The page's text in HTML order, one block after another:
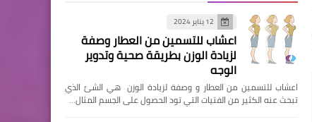
محافظ الغربية يطالب بحماية
الثروة الحيوانية بتحصين
الماشية ضد الحمى القلاعية
والوادى المتصدع
12 يناير 2024
اعشاب للتسمين من العطار وصفة
لزيادة الوزن بطريقة صحية وتدوير
الوجه
اعشاب للتسمين من العطار و وصفة لزيادة الوزن هي الشئ الذي
تبحث عنه الكثير من الفتيات التي تود الحصول على الجسم المثال…